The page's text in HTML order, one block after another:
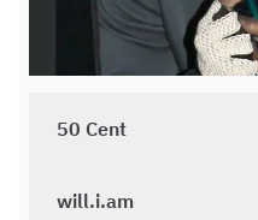
50 Cent
will.i.am